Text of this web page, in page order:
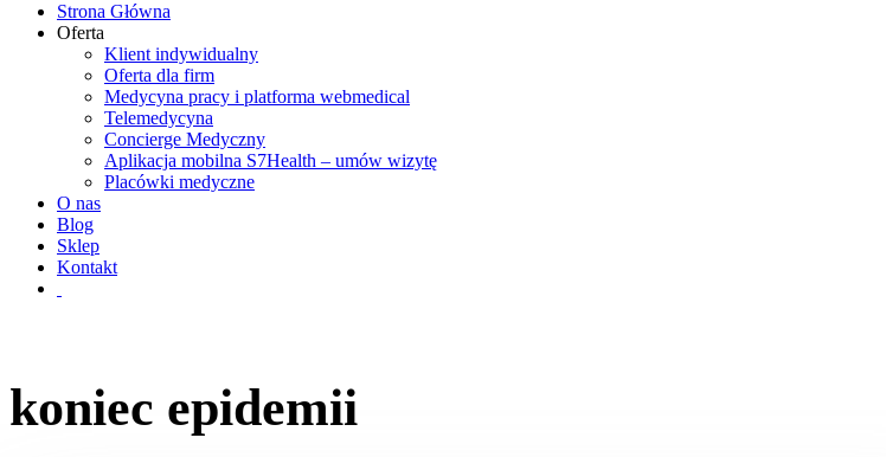
Strona Główna
Oferta
Klient indywidualny
Oferta dla firm
Medycyna pracy i platforma webmedical
Telemedycyna
Concierge Medyczny
Aplikacja mobilna S7Health – umów wizytę
Placówki medyczne
O nas
Blog
Sklep
Kontakt
koniec epidemii